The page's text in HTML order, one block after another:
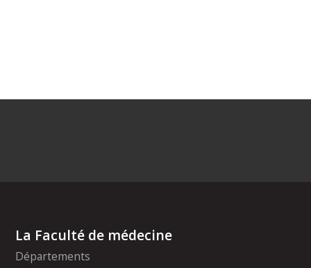
La Faculté de médecine
Départements